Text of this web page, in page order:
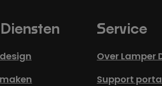
Service
Over Lamper
Support